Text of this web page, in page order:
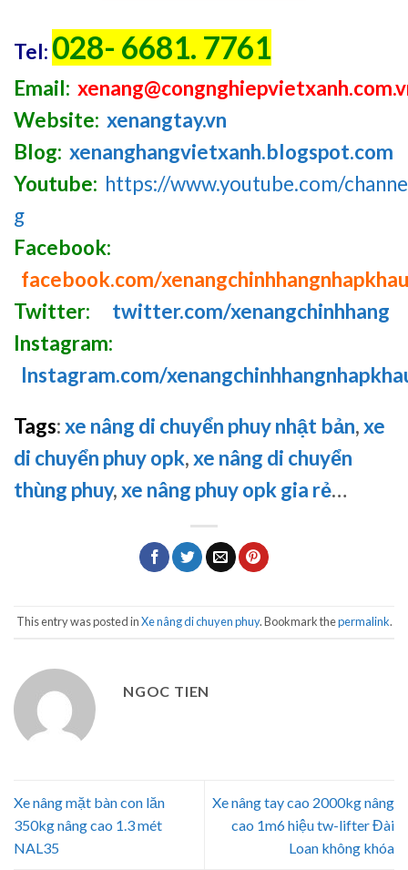
Tel: 028- 6681. 7761
Email:
Website: xenangtay.vn
Blog: xenanghangvietxanh.blogspot.com
Youtube: https://www.youtube.com/
g
Facebook:
facebook.com/xenangchinhhangnhapkhau
Twitter:
twitter.com/xenangchinhhang
Instagram:
Instagram.com/
Tags:xe nâng di chuyển phuy nhật bản,xe
di chuyển phuy opk,xe nâng di chuyển
thùng phuy,xe nâng phuy opk gia rẻ…
This entry was posted inXe nâng di chuyen phuy. Bookmark thepermalink.
NGOC TIEN
Xe nâng mặt bàn con lăn
350kg nâng cao 1.3 mét
NAL35
Xe nâng tay cao 2000kg nâng
cao 1m6 hiệu tw-lifter Đài
Loan không khóa